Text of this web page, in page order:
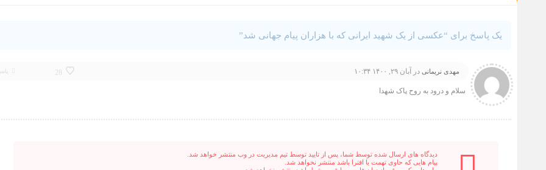
یک پاسخ برای “عکسی از یک شهید ایرانی که با هزاران پیام جهانی شد”
28 مهدی نریمانی در آبان ۲۹, ۱۴۰۰ ۱۰:۳۴
سلام و درود به روح پاک شهدا
دیدگاه های ارسال شده توسط شما، پس از تایید توسط تیم مدیریت در وب منتشر خواهد شد.
پیام هایی که حاوی تهمت یا افترا باشد منتشر نخواهد شد.